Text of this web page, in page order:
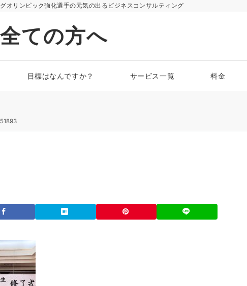
オリンピック強化選手の元気の出るビジネスコンサルティング
ての方へ
目標はなんですか？ サービス一覧 料金